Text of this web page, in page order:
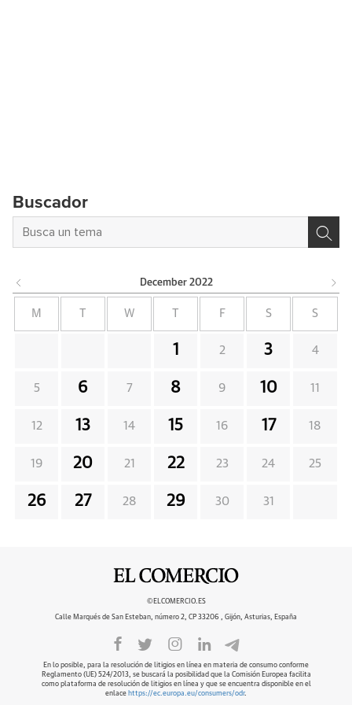
Buscador
December 2022
M W F S S
1 2 3 4
5 6 7 8 9 10 11
12 13 14 15 16 17 18
19 20 21 22 23 24 25
26 27 28 29 30 31
©ELCOMERCIO.ES
Calle Marqués de San Esteban, número 2, CP 33206 , Gijón, Asturias, España
En lo posible, para la resolución de litigios en línea en materia de consumo conforme
Reglamento (UE) 524/2013, se buscará la posibilidad que la Comisión Europea facilita
como plataforma de resolución de litigios en línea y que se encuentra disponible en el
enlace https://ec.europa.eu/consumers/odr.